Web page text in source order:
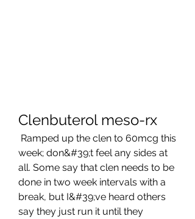
Clenbuterol meso-rx
week; don&#39;t feel any sides at
all. Some say that clen needs to be
done in two week intervals with a
break, but I&#39;ve heard others
say they just run it until they